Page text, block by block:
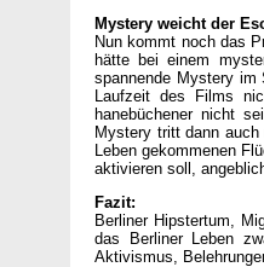
Mystery weicht der
Nun kommt noch das
hätte bei einem
spannende Mystery im
Laufzeit des Films
hanebüchener nicht
Mystery tritt dann auch
Leben gekommenen
aktivieren soll,
Fazit:
Berliner Hipstertum,
das Berliner Leben
Aktivismus,